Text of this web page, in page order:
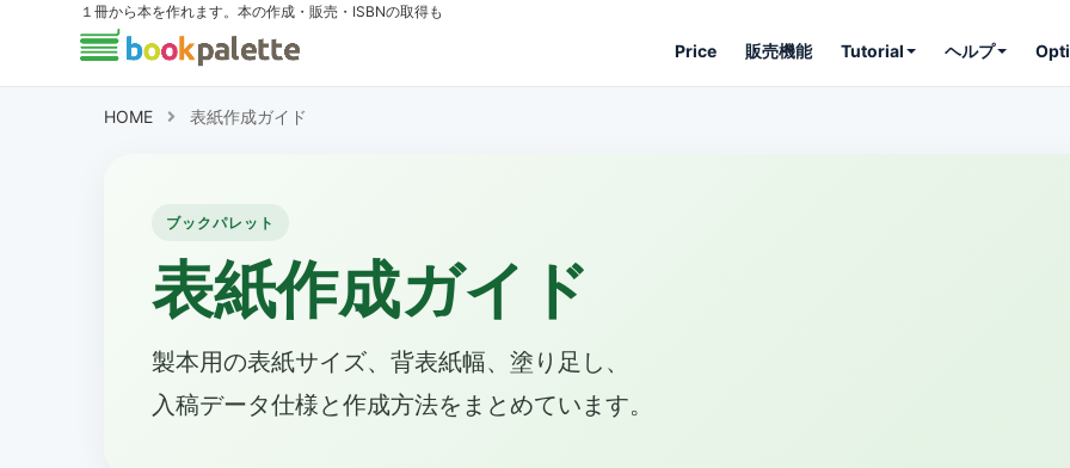
１冊から本を作れます。本の作成・販売・ISBNの取得も
Price 販売機能 Tutorial ヘルプ
HOME 表紙作成ガイド
ブックパレット
表紙作成ガイド
製本用の表紙サイズ、背表紙幅、塗り足し、
入稿データ仕様と作成方法をまとめています。